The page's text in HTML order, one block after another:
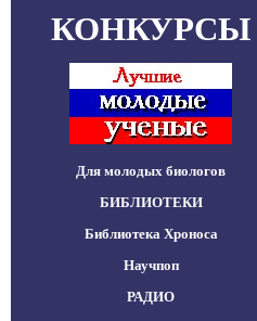
КОНКУРСЫ
Для молодых биологов
БИБЛИОТЕКИ
Библиотека Хроноса
Научпоп
РАДИО